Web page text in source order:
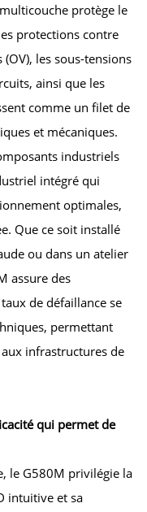
protège le
protections contre
les sous-tensions
ainsi que les
comme un filet de
et mécaniques.
industriels
intégré qui
optimales,
Que ce soit installé
ou dans un atelier
assure des
de défaillance se
permettant
infrastructures de
qui permet de
le G580M privilégie la
intuitive et sa